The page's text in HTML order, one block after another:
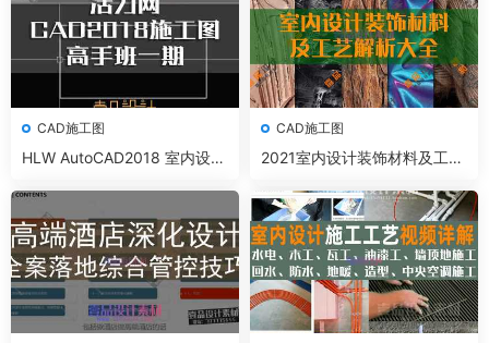
CAD施工图
HLW AutoCAD2018 室内设计
CAD施工图
2021室内设计装饰材料及工艺